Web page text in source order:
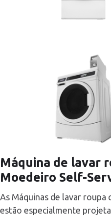
Máquina de lavar
Moedeiro Self-
As Máquinas de lavar
estão especialmente